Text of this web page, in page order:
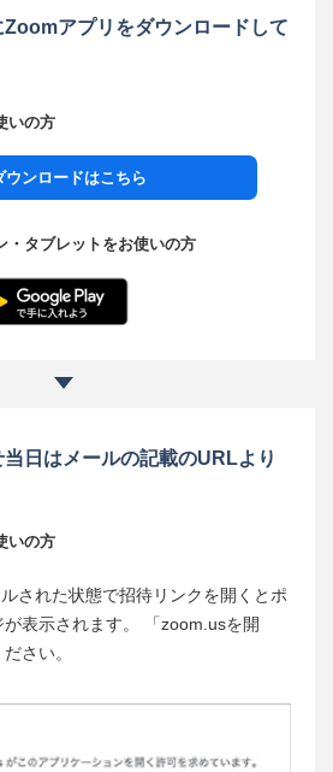
アプリをダウンロードして
いの方
ンロードはこちら
・タブレットをお使いの方
日はメールの記載のURLより
いの方
された状態で招待リンクを開くとポ
表示されます。 「zoom.usを開
さい。